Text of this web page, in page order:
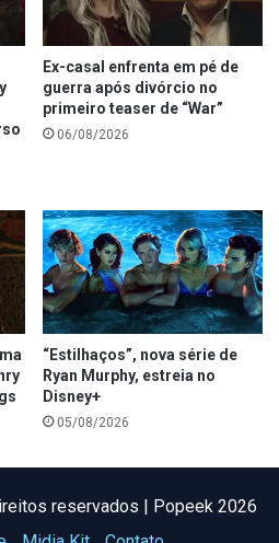
Ex-casal enfrenta em pé de
guerra após divórcio no
primeiro teaser de “War”
06/08/2026
“Estilhaços”, nova série de
Ryan Murphy, estreia no
Disney+
05/08/2026
reservados | Popeek 2026